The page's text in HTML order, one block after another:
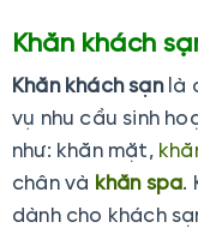
Khăn khách
Khăn khách sạnlà
vụ nhu cầu sinh
như: khăn mặt,
chân và khăn spa.
dành cho khách